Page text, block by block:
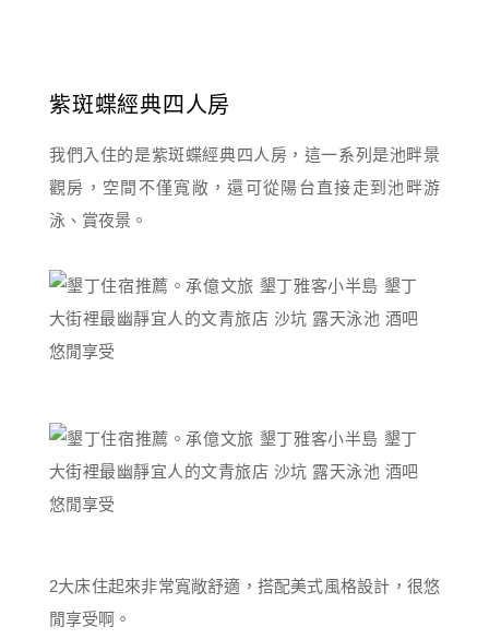
紫斑蝶經典四人房
我們入住的是紫斑蝶經典四人房，這一系列是池畔景
觀房，空間不僅寬敞，還可從陽台直接走到池畔游
泳、賞夜景。
2大床住起來非常寬敞舒適，搭配美式風格設計，很悠
閒享受啊。